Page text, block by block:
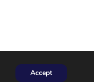
Accept